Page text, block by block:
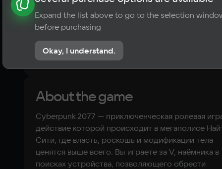
About the game News Publications
8,1 Player ratings
22 reviews
About the game
Cyberpunk 2077 — приключенческая ролевая
действие которой происходит в мегаполисе
Сити, где власть, роскошь и модификации тела
ценятся выше всего. Вы играете за V, наёмника в
поисках устройства, позволяющего обрести
Expand the list above to go to the selection
before purchasing
Okay, I understand.